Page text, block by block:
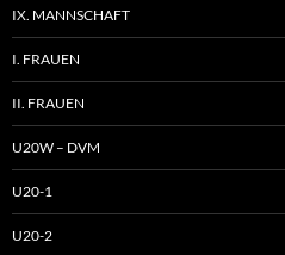
IX. MANNSCHAFT
I. FRAUEN
II. FRAUEN
U20W – DVM
U20-1
U20-2